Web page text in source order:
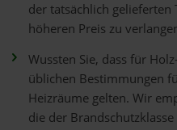
der tatsächlich gelieferten
höheren Preis zu
Wussten Sie, dass für
üblichen Bestimmungen
Heizräume gelten. Wir
die der